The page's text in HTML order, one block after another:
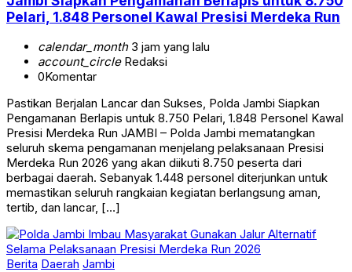
Pelari, 1.848 Personel Kawal Presisi Merdeka Run
calendar_month3 jam yang lalu
account_circleRedaksi
0Komentar
Pastikan Berjalan Lancar dan Sukses, Polda Jambi Siapkan
Pengamanan Berlapis untuk 8.750 Pelari, 1.848 Personel Kawal
Presisi Merdeka Run JAMBI – Polda Jambi mematangkan
seluruh skema pengamanan menjelang pelaksanaan Presisi
Merdeka Run 2026 yang akan diikuti 8.750 peserta dari
berbagai daerah. Sebanyak 1.448 personel diterjunkan untuk
memastikan seluruh rangkaian kegiatan berlangsung aman,
tertib, dan lancar, […]
Berita Daerah Jambi